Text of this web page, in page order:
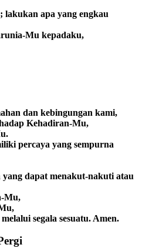
apa yang engkau
Mu kepadaku,
dan kebingungan kami,
Kehadiran-Mu,
percaya yang sempurna
yang dapat menakut-nakuti atau
Mu,
segala sesuatu. Amen.